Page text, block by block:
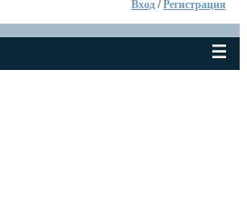
Вход /Регистрация